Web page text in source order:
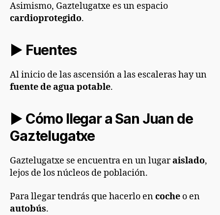
Asimismo, Gaztelugatxe es un espacio
cardioprotegido.
► Fuentes
Al inicio de las ascensión a las escaleras hay un
fuente de agua potable.
► Cómo llegar a San Juan de
Gaztelugatxe
Gaztelugatxe se encuentra en un lugaraislado,
lejos de los núcleos de población.
Para llegar tendrás que hacerlo encoche o en
autobús.